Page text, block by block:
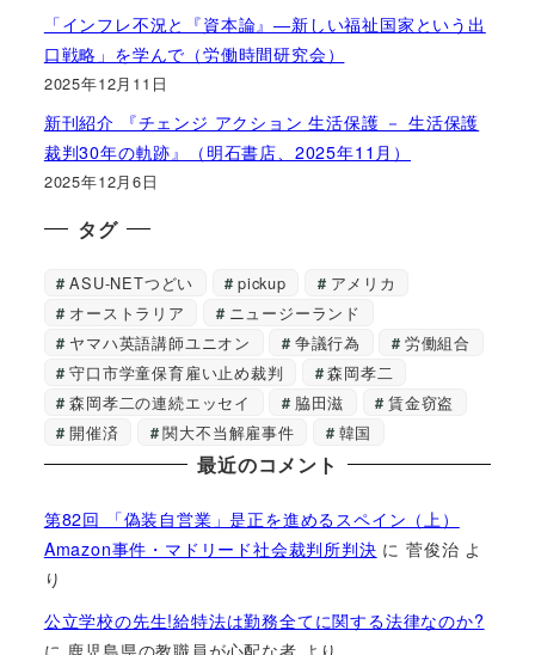
「インフレ不況と『資本論』―新しい福祉国家という出
口戦略」を学んで（労働時間研究会）
2025年12月11日
新刊紹介 『チェンジ アクション 生活保護 － 生活保護
裁判30年の軌跡』（明石書店、2025年11月）
2025年12月6日
タグ
ASU-NETつどい pickup
アメリカ
オーストラリア
ニュージーランド
ヤマハ英語講師ユニオン
争議行為
労働組合
守口市学童保育雇い止め裁判
森岡孝二
森岡孝二の連続エッセイ
脇田滋
賃金窃盗
開催済
関大不当解雇事件 韓国
最近のコメント
第82回 「偽装自営業」是正を進めるスペイン（上）
Amazon事件・マドリード社会裁判所判決 に菅俊治 よ
り
公立学校の先生!給特法は勤務全てに関する法律なのか?
に 鹿児島県の教職員が心配な者 より